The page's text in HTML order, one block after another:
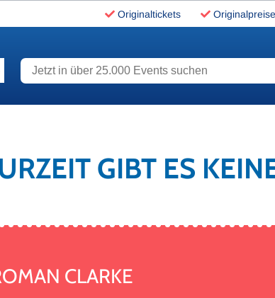
Originaltickets Originalpreise
Jetzt in über 25.000 Events suchen
GIBT ES
CLARKE